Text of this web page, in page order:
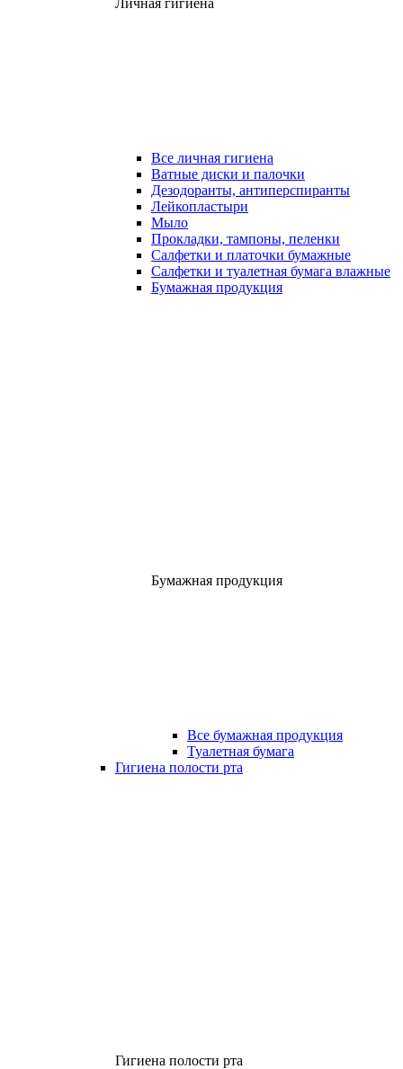
Личная гигиена
Все личная гигиена
Ватные диски и палочки
Дезодоранты, антиперспиранты
Лейкопластыри
Мыло
Прокладки, тампоны, пеленки
Салфетки и платочки бумажные
Салфетки и туалетная бумага влажные
Бумажная продукция
Бумажная продукция
Все бумажная продукция
Туалетная бумага
Гигиена полости рта
Гигиена полости рта